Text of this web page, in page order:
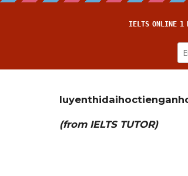
(from IELTS TUTOR